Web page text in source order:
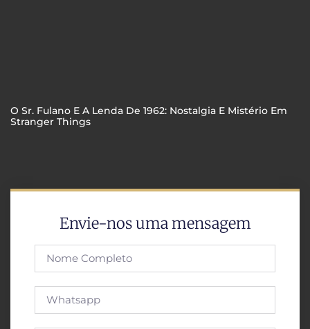
O Sr. Fulano E A Lenda De 1962: Nostalgia E Mistério Em
Stranger Things
Envie-nos uma mensagem